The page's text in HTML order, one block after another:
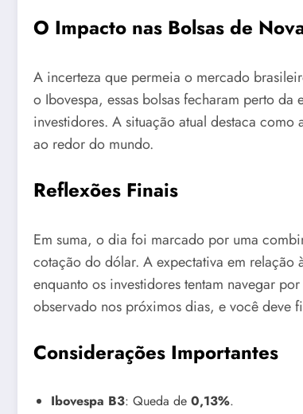
O Impacto nas Bolsas de
A incerteza que permeia o mercado
o Ibovespa, essas bolsas fecharam perto
investidores. A situação atual destaca
ao redor do mundo.
Reflexões Finais
Em suma, o dia foi marcado por uma
cotação do dólar. A expectativa em relação
enquanto os investidores tentam navegar
observado nos próximos dias, e você deve
Considerações Importantes
Ibovespa B3: Queda de 0,13%.